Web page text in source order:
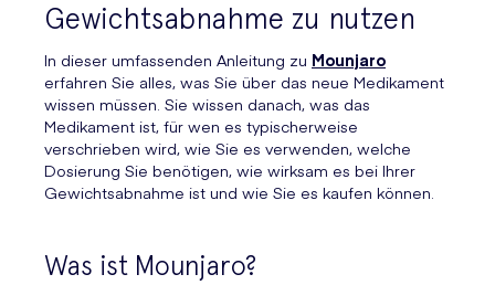
Gewichtsabnahme zu nutzen
In dieser umfassenden Anleitung zu Mounjaro
erfahren Sie alles, was Sie über das neue Medikament
wissen müssen. Sie wissen danach, was das
Medikament ist, für wen es typischerweise
verschrieben wird, wie Sie es verwenden, welche
Dosierung Sie benötigen, wie wirksam es bei Ihrer
Gewichtsabnahme ist und wie Sie es kaufen können.
Was ist Mounjaro?